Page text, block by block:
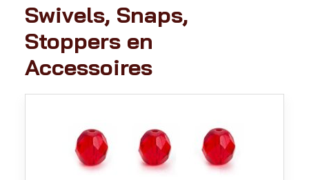
Swivels, Snaps,
Stoppers en
Accessoires